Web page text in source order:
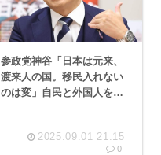
参政党神谷「日本は元来、
渡来人の国。移民入れない
のは変」自民と外国人を輸
2025.09.01 21:15
0